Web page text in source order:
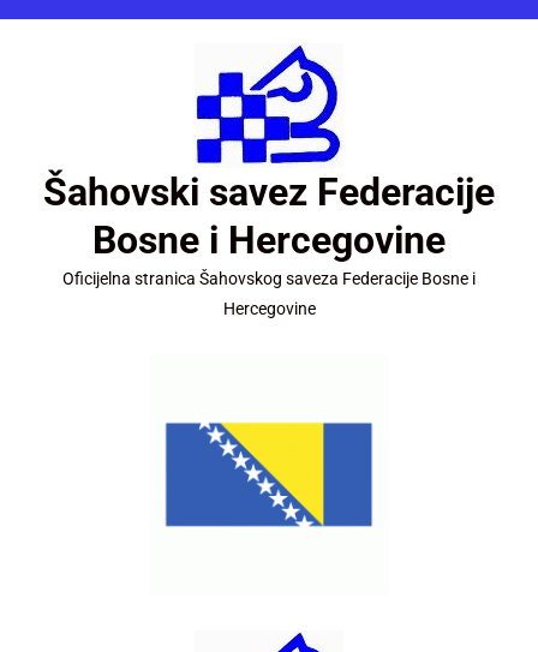
Šahovski savez Federacije
Bosne i Hercegovine
Oficijelna stranica Šahovskog saveza Federacije Bosne i
Hercegovine